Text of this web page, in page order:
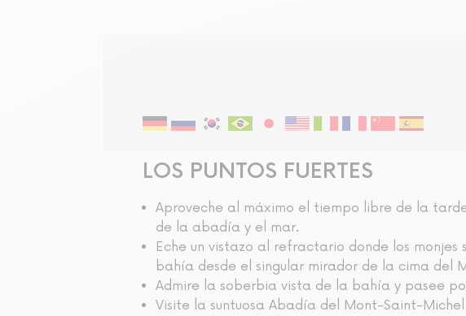
LOS PUNTOS FUERTES
Aproveche al máximo el tiempo libre de la
de la abadía y el mar.
Eche un vistazo al refractario donde los monjes
bahía desde el singular mirador de la cima del
Admire la soberbia vista de la bahía y pasee
Visite la suntuosa Abadía del Mont-Saint-